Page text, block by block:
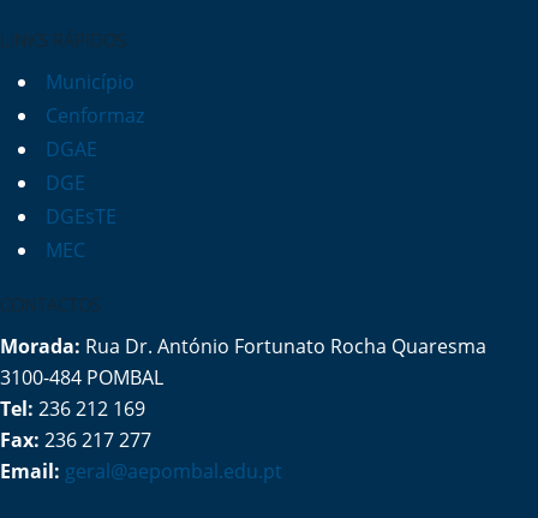
LINKS RÁPIDOS
Município
Cenformaz
DGAE
DGE
DGEsTE
MEC
CONTACTOS
Morada: Rua Dr. António Fortunato Rocha Quaresma
3100-484 POMBAL
Tel: 236 212 169
Fax: 236 217 277
Email: geral@aepombal.edu.pt